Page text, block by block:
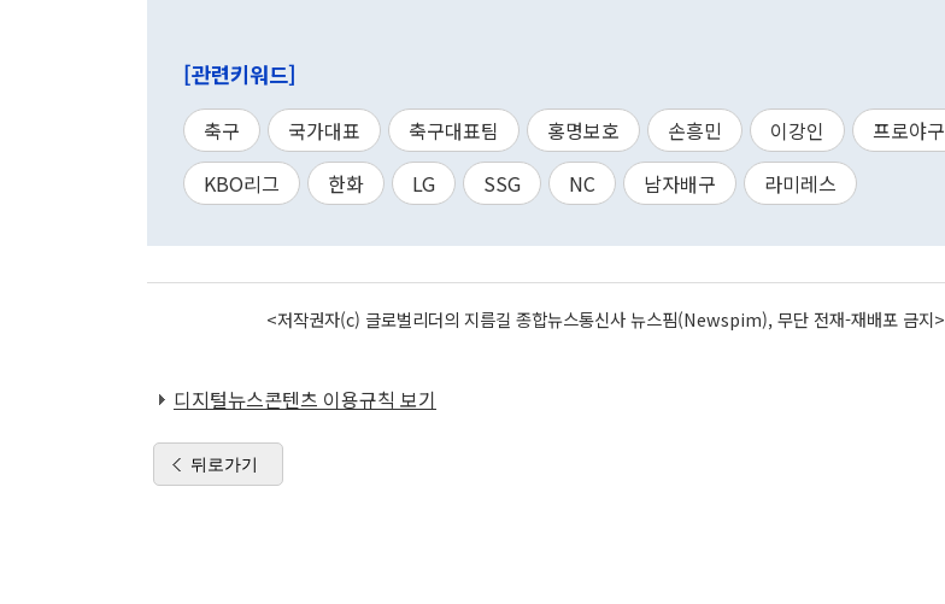
[관련키워드]
축구 국가대표 축구대표팀 홍명보호 손흥민 이강인
프로야구
KBO리그
한화 LG SSG NC 남자배구 라미레스
<저작권자(c) 글로벌리더의 지름길 종합뉴스통신사 뉴스핌(Newspim), 무단 전재-재배포 금지>
디지털뉴스콘텐츠 이용규칙 보기
뒤로가기